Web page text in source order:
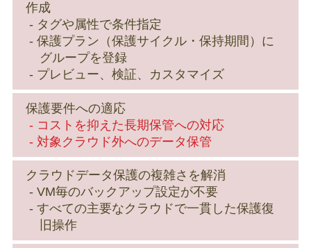
作成
タグや属性で条件指定
保護プラン（保護サイクル・保持期間）に
グループを登録
プレビュー、検証、カスタマイズ
保護要件への適応
コストを抑えた長期保管への対応
対象クラウド外へのデータ保管
クラウドデータ保護の複雑さを解消
VM毎のバックアップ設定が不要
すべての主要なクラウドで一貫した保護復
旧操作